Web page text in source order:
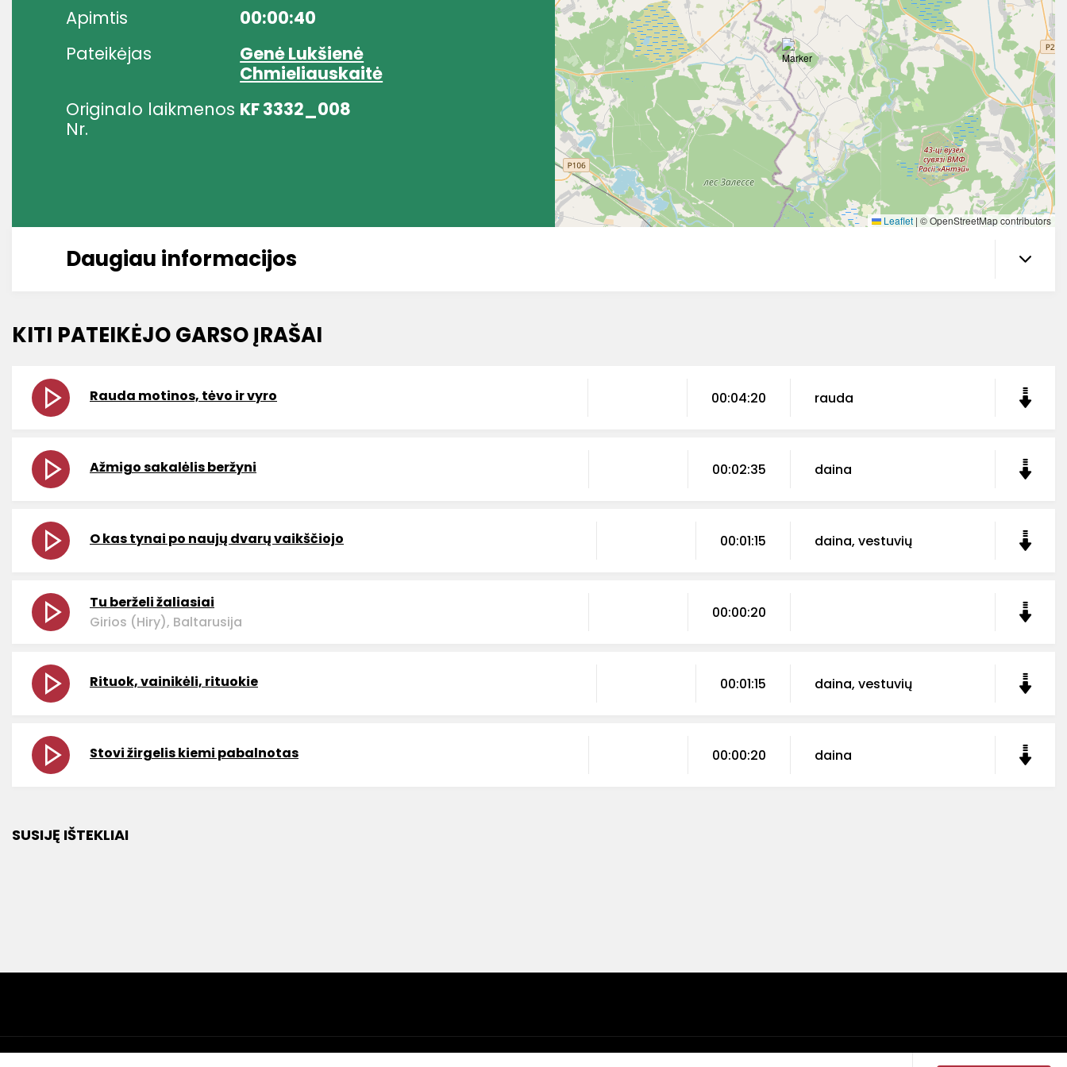
Apimtis
00:00:40
Pateikėjas
Genė Lukšienė
Chmieliauskaitė
Originalo laikmenos
Nr.
KF 3332_008
Leaflet | © OpenStreetMap contributors
Daugiau informacijos
KITI PATEIKĖJO GARSO ĮRAŠAI
Rauda motinos, tėvo ir vyro 00:04:20 rauda
Ažmigo sakalėlis beržyni 00:02:35 daina
O kas tynai po naujų dvarų vaikščiojo 00:01:15 daina, vestuvių
Tu berželi žaliasiai
Girios (Hiry), Baltarusija
00:00:20
Rituok, vainikėli, rituokie 00:01:15 daina, vestuvių
Stovi žirgelis kiemi pabalnotas 00:00:20 daina
SUSIJĘ IŠTEKLIAI